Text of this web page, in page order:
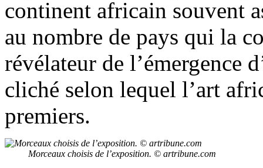
continent africain souvent
au nombre de pays qui la
révélateur de l’émergence
cliché selon lequel l’art
premiers.
Morceaux choisis de l’exposition. © artribune.com